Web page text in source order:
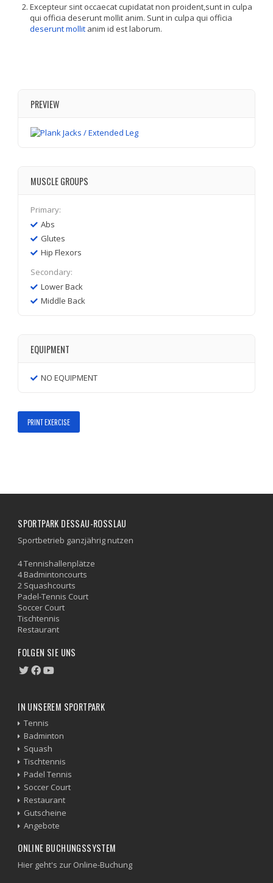
Excepteur sint occaecat cupidatat non proident,sunt in culpa
qui officia deserunt mollit anim. Sunt in culpa qui officia
deserunt mollit anim id est laborum.
PREVIEW
MUSCLE GROUPS
Primary:
Abs
Glutes
Hip Flexors
Secondary:
Lower Back
Middle Back
EQUIPMENT
NO EQUIPMENT
PRINT EXERCISE
SPORTPARK DESSAU-ROSSLAU
Sportbetrieb ganzjährig nutzen
4 Tennishallenplätze
4 Badmintoncourts
2 Squashcourts
Padel-Tennis Court
Soccer Court
Tischtennis
Restaurant
FOLGEN SIE UNS
IN UNSEREM SPORTPARK
Tennis
Badminton
Squash
Tischtennis
Padel Tennis
Soccer Court
Restaurant
Gutscheine
Angebote
ONLINE BUCHUNGSSYSTEM
Hier geht's zur Online-Buchung